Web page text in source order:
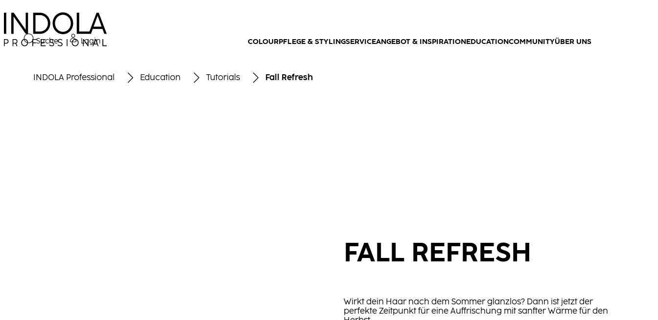
COLOURPFLEGE & STYLINGSERVICEANGEBOT & INSPIRATIONEDUCATIONCOMMUNITYÜBER UNS
Suche Login
INDOLA Professional Education Tutorials Fall Refresh
FALL REFRESH
Wirkt dein Haar nach dem Sommer glanzlos? Dann ist jetzt der
perfekte Zeitpunkt für eine Auffrischung mit sanfter Wärme für den